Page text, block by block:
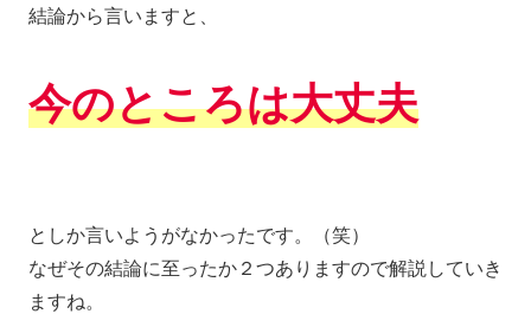
結論から言いますと、
今のところは大丈夫
としか言いようがなかったです。（笑）
なぜその結論に至ったか２つありますので解説していき
ますね。